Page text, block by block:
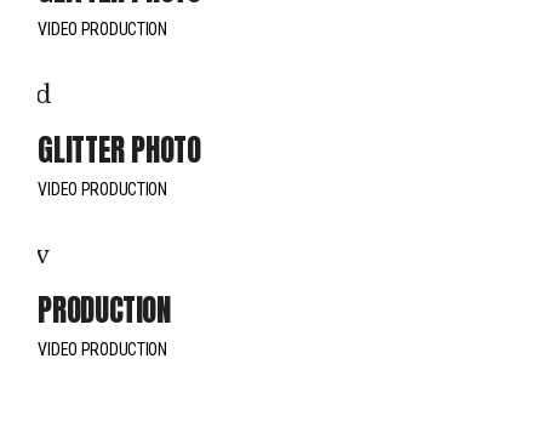
VIDEO PRODUCTION
GLITTER PHOTO
VIDEO PRODUCTION
PRODUCTION
VIDEO PRODUCTION